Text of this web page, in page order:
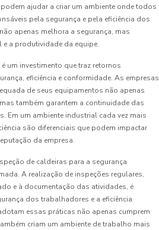
ajudar a criar um ambiente onde todos
pela segurança e pela eficiência dos
apenas melhora a segurança, mas
a produtividade da equipe.
um investimento que traz retornos
eficiência e conformidade. As empresas
de seus equipamentos não apenas
também garantem a continuidade das
Em um ambiente industrial cada vez mais
são diferenciais que podem impactar
da empresa.
de caldeiras para a segurança
A realização de inspeções regulares,
e à documentação das atividades, é
dos trabalhadores e a eficiência
essas práticas não apenas cumprem
criam um ambiente de trabalho mais